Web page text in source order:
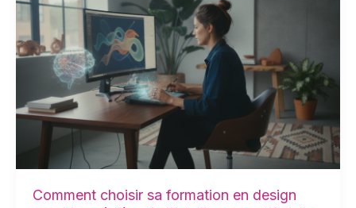
Comment choisir sa formation en design
choisir
sa
formation
design
graphique
à
artificielle